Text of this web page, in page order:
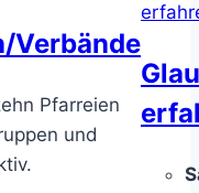
Verbände
Pfarreien
und